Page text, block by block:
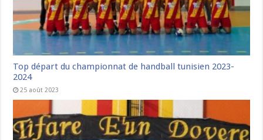
Top départ du championnat de handball tunisien 2023-
2024
25 août 2023